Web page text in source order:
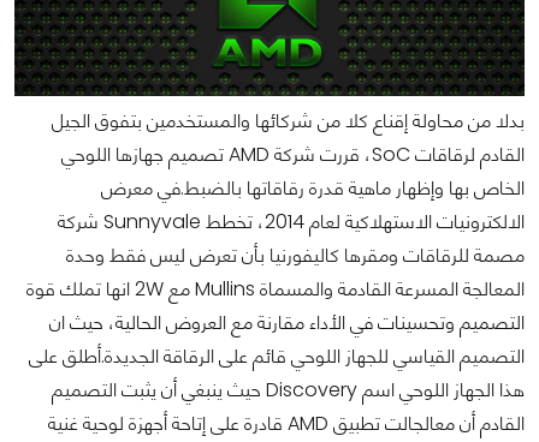
بدلا من محاولة إقناع كلا من شركائها والمستخدمين بتفوق الجيل
القادم لرقاقات SoC، قررت شركة AMD تصميم جهازها اللوحي
الخاص بها وإظهار ماهية قدرة رقاقاتها بالضبط.في معرض
الالكترونيات الاستهلاكية لعام 2014، تخطط Sunnyvale شركة
مصمة للرقاقات ومقرها كاليفورنيا بأن تعرض ليس فقط وحدة
المعالجة المسرعة القادمة والمسماة Mullins مع 2W انها تملك قوة
التصميم وتحسينات في الأداء مقارنة مع العروض الحالية، حيث ان
التصميم القياسي للجهاز اللوحي قائم على الرقاقة الجديدة.أطلق على
هذا الجهاز اللوحي اسم Discovery حيث ينبغي أن يثبت التصميم
القادم أن معالجالت تطبيق AMD قادرة على إتاحة أجهزة لوحية غنية